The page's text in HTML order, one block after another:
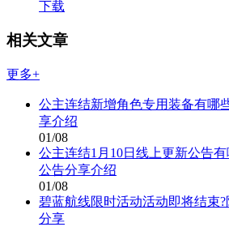
下载
相关文章
更多+
公主连结新增角色专用装备有哪
享介绍
01/08
公主连结1月10日线上更新公告
公告分享介绍
01/08
碧蓝航线限时活动活动即将结束
分享